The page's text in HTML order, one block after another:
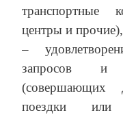
транспортные
центры и
–
запросов и
(совершающих
поездки или